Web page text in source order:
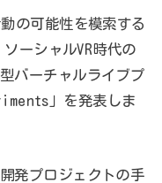
の可能性を模索する
ーシャルVR時代の
バーチャルライブプ
」を発表しま
発プロジェクトの手